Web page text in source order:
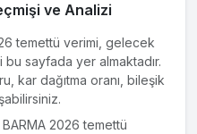
ve Analizi
temettü verimi, gelecek
sayfada yer almaktadır.
kar dağıtma oranı, bileşik
2026 temettü